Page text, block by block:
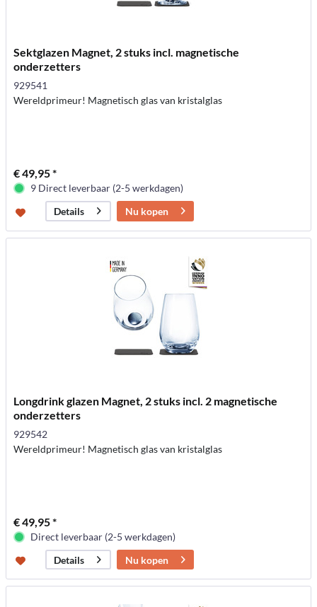
Sektglazen Magnet, 2 stuks incl. magnetische
onderzetters
929541
Wereldprimeur! Magnetisch glas van kristalglas
€ 49,95 *
9 Direct leverbaar (2-5 werkdagen)
Details
Nu kopen
Longdrink glazen Magnet, 2 stuks incl. 2 magnetische
onderzetters
929542
Wereldprimeur! Magnetisch glas van kristalglas
€ 49,95 *
Direct leverbaar (2-5 werkdagen)
Details
Nu kopen